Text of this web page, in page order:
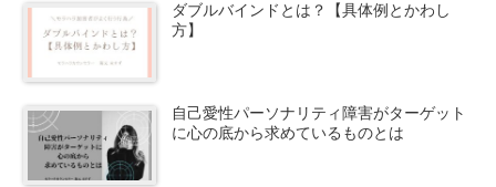
ダブルバインドとは？【具体例とかわし
方】
自己愛性パーソナリティ障害がターゲット
に心の底から求めているものとは